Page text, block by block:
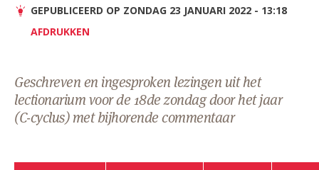
GEPUBLICEERD OP ZONDAG 23 JANUARI 2022 - 13:18
AFDRUKKEN
Geschreven en ingesproken lezingen uit het
lectionarium voor de 18de zondag door het jaar
(C-cyclus) met bijhorende commentaar